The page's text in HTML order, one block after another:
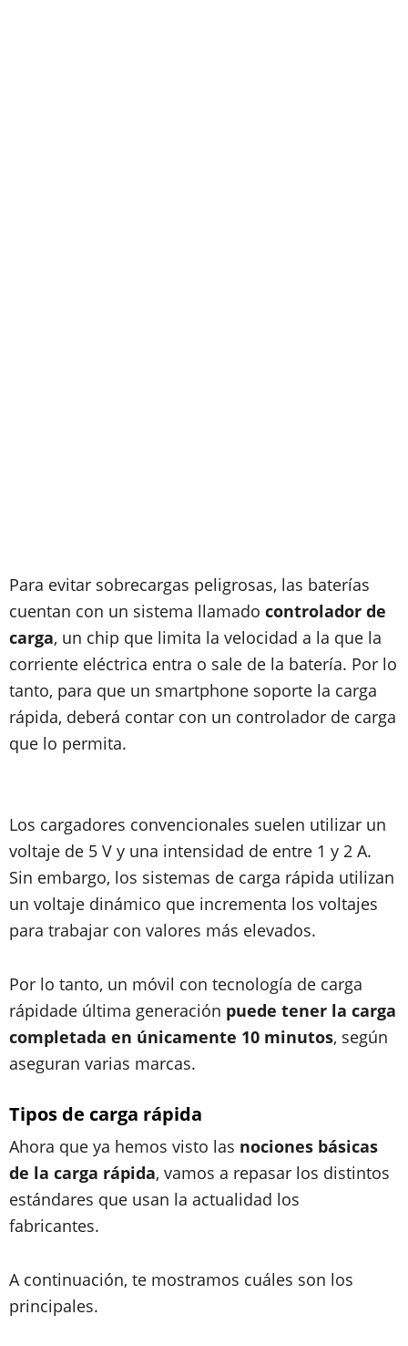
Para evitar sobrecargas peligrosas, las baterías
cuentan con un sistema llamado controlador de
carga, un chip que limita la velocidad a la que la
corriente eléctrica entra o sale de la batería. Por lo
tanto, para que un smartphone soporte la carga
rápida, deberá contar con un controlador de carga
que lo permita.
Los cargadores convencionales suelen utilizar un
voltaje de 5 V y una intensidad de entre 1 y 2 A.
Sin embargo, los sistemas de carga rápida utilizan
un voltaje dinámico que incrementa los voltajes
para trabajar con valores más elevados.
Por lo tanto, un móvil con tecnología de carga
rápidade última generación puede tener la carga
completada en únicamente 10 minutos, según
aseguran varias marcas.
Tipos de carga rápida
Ahora que ya hemos visto las nociones básicas
de la carga rápida, vamos a repasar los distintos
estándares que usan la actualidad los
fabricantes.
A continuación, te mostramos cuáles son los
principales.